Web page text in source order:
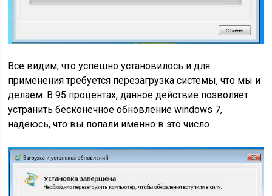
Все видим, что успешно установилось и для
применения требуется перезагрузка системы, что мы и
делаем. В 95 процентах, данное действие позволяет
устранить бесконечное обновление windows 7,
надеюсь, что вы попали именно в это число.